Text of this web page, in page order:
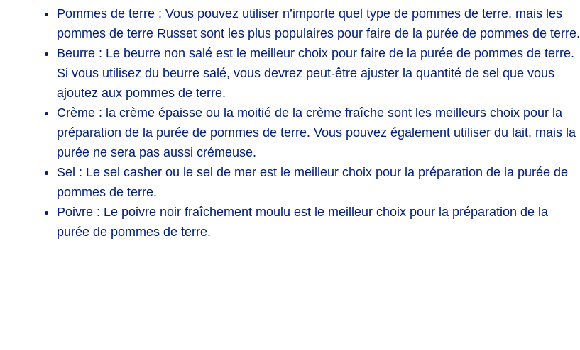
Pommes de terre : Vous pouvez utiliser n’importe quel type de pommes de terre, mais les
pommes de terre Russet sont les plus populaires pour faire de la purée de pommes de terre.
Beurre : Le beurre non salé est le meilleur choix pour faire de la purée de pommes de terre.
Si vous utilisez du beurre salé, vous devrez peut-être ajuster la quantité de sel que vous
ajoutez aux pommes de terre.
Crème : la crème épaisse ou la moitié de la crème fraîche sont les meilleurs choix pour la
préparation de la purée de pommes de terre. Vous pouvez également utiliser du lait, mais la
purée ne sera pas aussi crémeuse.
Sel : Le sel casher ou le sel de mer est le meilleur choix pour la préparation de la purée de
pommes de terre.
Poivre : Le poivre noir fraîchement moulu est le meilleur choix pour la préparation de la
purée de pommes de terre.